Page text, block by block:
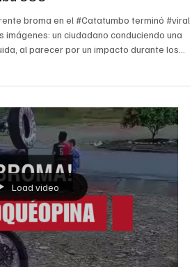
Load video
SOS
broma en el #Catatumbo terminó #viral
imágenes: un ciudadano conduciendo una
al parecer por un impacto durante los
cerca del municipio de Tibú. En
con su vehículo impactado asegura que